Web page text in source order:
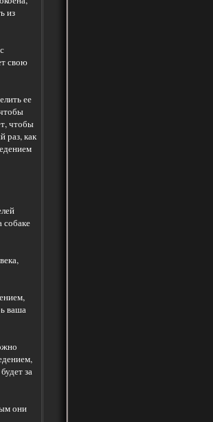
из
свою
ее
чтобы
раз, как
собаке
ваша
за
они